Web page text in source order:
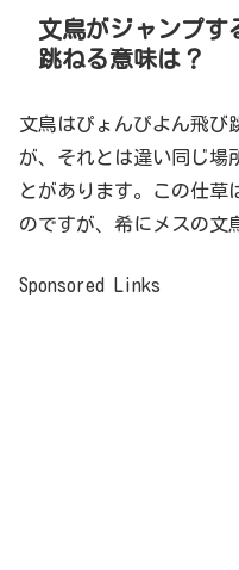
文鳥がジャンプす
跳ねる意味は？
文鳥はぴょんぴよん飛び
が、それとは違い同じ場
とがあります。この仕草
のですが、希にメスの文
Sponsored Links